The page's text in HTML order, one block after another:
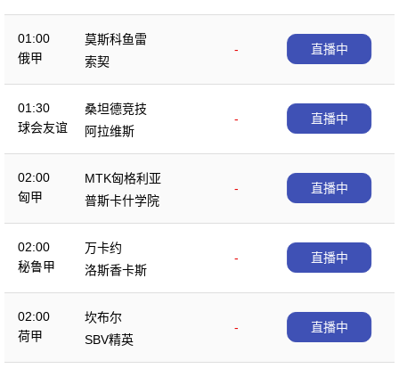
01:00
俄甲
莫斯科鱼雷
-
索契
直播中
01:30
球会友谊
桑坦德竞技
-
阿拉维斯
直播中
02:00
匈甲
MTK匈格利亚
-
普斯卡什学院
直播中
02:00
秘鲁甲
万卡约
-
洛斯香卡斯
直播中
02:00
荷甲
坎布尔
-
SBV精英
直播中